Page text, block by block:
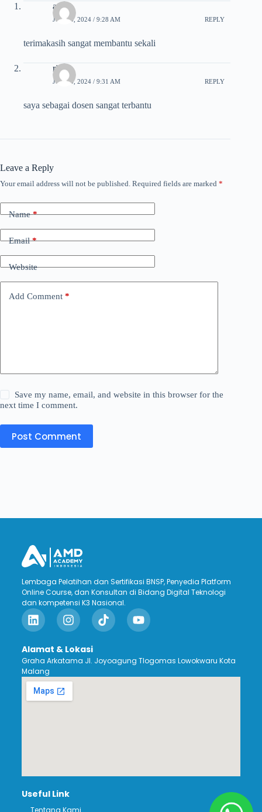
aryo
JUNE 6, 2024 / 9:28 AM REPLY
terimakasih sangat membantu sekali
rio
JUNE 6, 2024 / 9:31 AM REPLY
saya sebagai dosen sangat terbantu
Leave a Reply
Your email address will not be published. Required fields are marked *
Name*
Email*
Website
Add Comment *
Save my name, email, and website in this browser for the
next time I comment.
Post Comment
Lembaga Pelatihan dan Sertifikasi BNSP, Penyedia Platform
Online Course, dan Konsultan di Bidang Digital Teknologi
dan kompetensi K3 Nasional.
Alamat & Lokasi
Graha Arkatama Jl. Joyoagung Tlogomas Lowokwaru Kota
Malang
Useful Link
Tentang Kami